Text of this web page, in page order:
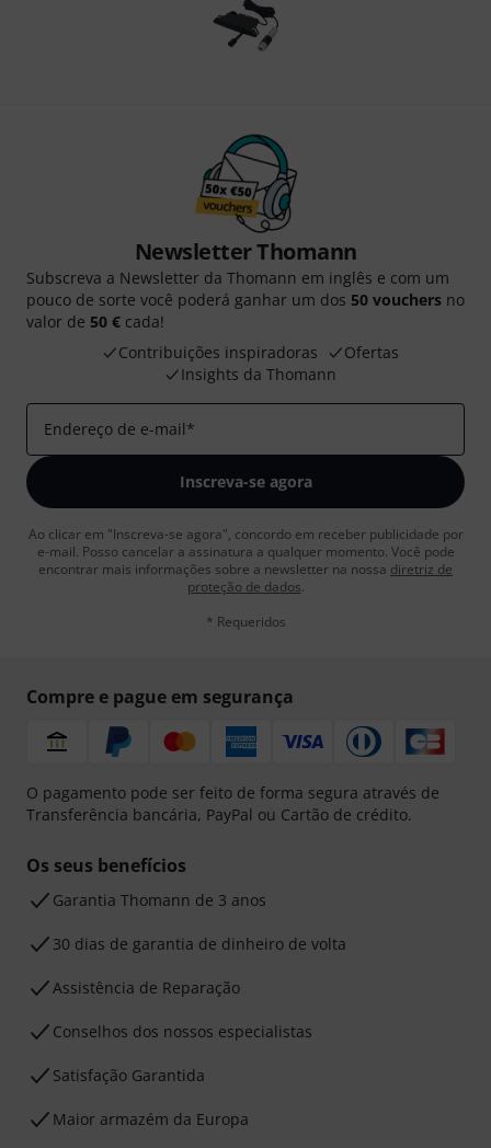
Newsletter Thomann
Subscreva a Newsletter da Thomann em inglês e com um
pouco de sorte você poderá ganhar um dos 50 vouchers no
valor de 50 € cada!
Contribuições inspiradoras
Ofertas
Insights da Thomann
Endereço de e-mail*
Inscreva-se agora
Ao clicar em "Inscreva-se agora", concordo em receber publicidade por
e-mail. Posso cancelar a assinatura a qualquer momento. Você pode
encontrar mais informações sobre a newsletter na nossa diretriz de
proteção de dados.
* Requeridos
Compre e pague em segurança
O pagamento pode ser feito de forma segura através de
Transferência bancária, PayPal ou Cartão de crédito.
Os seus benefícios
Garantia Thomann de 3 anos
30 dias de garantia de dinheiro de volta
Assistência de Reparação
Conselhos dos nossos especialistas
Satisfação Garantida
Maior armazém da Europa